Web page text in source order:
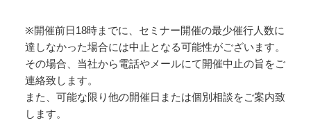
※開催前日18時までに、セミナー開催の最少催行人数に
達しなかった場合には中止となる可能性がございます。
その場合、当社から電話やメールにて開催中止の旨をご
連絡致します。
また、可能な限り他の開催日または個別相談をご案内致
します。